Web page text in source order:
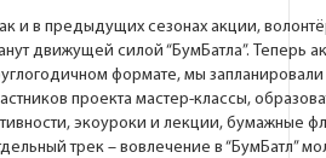
и в предыдущих сезонах акции,
движущей силой “БумБатла”. Теперь
формате, мы
проекта мастер-классы,
экоуроки и лекции, бумажные
трек – вовлечение в “БумБатл”